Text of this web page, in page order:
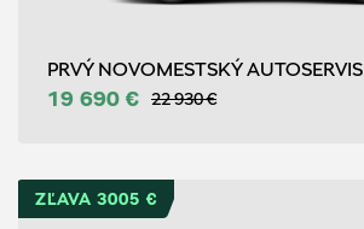
PRVÝ NOVOMESTSKÝ AUTOSERVIS
19 690 € 22 930 €
ZĽAVA 3005 €